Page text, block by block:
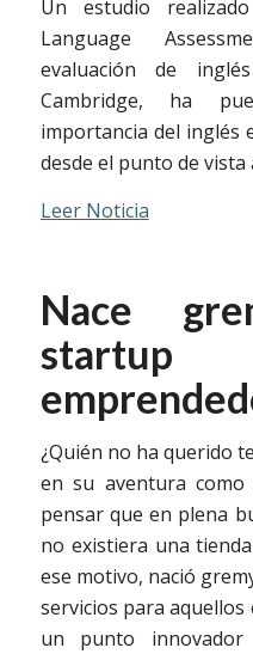
Un estudio
Language
evaluación de
Cambridge, ha
importancia del inglés
desde el punto de vista
Leer Noticia
Nace
¿Quién no ha querido
en su aventura como
pensar que en plena
no existiera una
ese motivo, nació
servicios para
un punto